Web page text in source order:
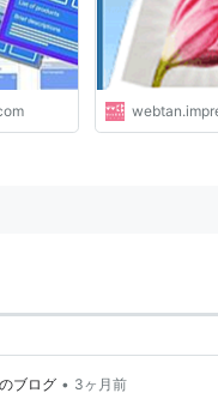
ブログ • 3ヶ月前